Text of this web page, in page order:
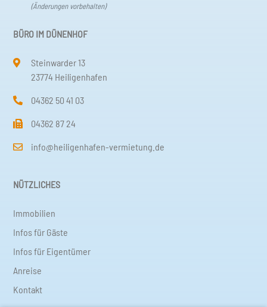
(Änderungen vorbehalten)
BÜRO IM DÜNENHOF
Steinwarder 13
23774 Heiligenhafen
04362 50 41 03
04362 87 24
info@heiligenhafen-vermietung.de
NÜTZLICHES
Immobilien
Infos für Gäste
Infos für Eigentümer
Anreise
Kontakt